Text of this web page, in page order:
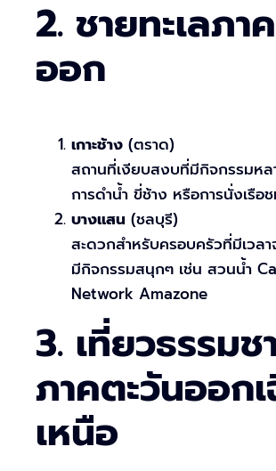
2. ชายทะเลภา
ออก
เกาะช้าง (ตราด)
สถานที่เงียบสงบที่มีกิจกรรมหล
การดำน้ำ ขี่ช้าง หรือการนั่งเรือช
บางแสน (ชลบุรี)
สะดวกสำหรับครอบครัวที่มีเวล
มีกิจกรรมสนุกๆ เช่น สวนน้ำ
Network Amazone
3. เที่ยวธรรมช
ภาคตะวันออก
เหนือ